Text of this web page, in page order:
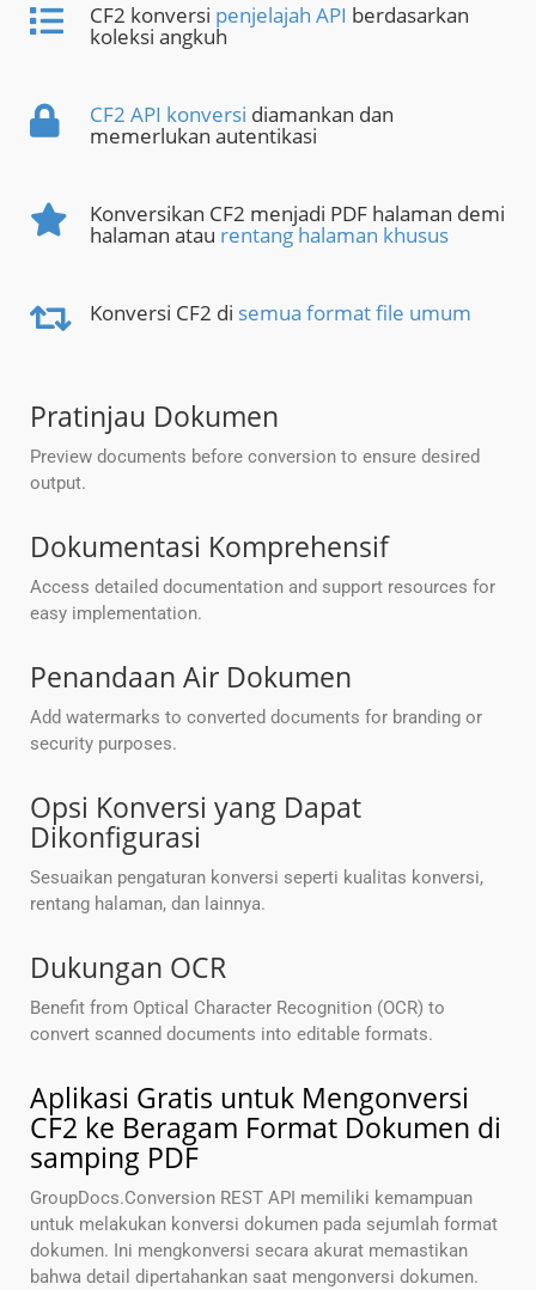
CF2 konversi penjelajah API berdasarkan
koleksi angkuh
CF2 API konversi diamankan dan
memerlukan autentikasi
Konversikan CF2 menjadi PDF halaman demi
halaman atau rentang halaman khusus
Konversi CF2 di semua format file umum
Pratinjau Dokumen
Preview documents before conversion to ensure desired
output.
Dokumentasi Komprehensif
Access detailed documentation and support resources for
easy implementation.
Penandaan Air Dokumen
Add watermarks to converted documents for branding or
security purposes.
Opsi Konversi yang Dapat
Dikonfigurasi
Sesuaikan pengaturan konversi seperti kualitas konversi,
rentang halaman, dan lainnya.
Dukungan OCR
Benefit from Optical Character Recognition (OCR) to
convert scanned documents into editable formats.
Aplikasi Gratis untuk Mengonversi
CF2 ke Beragam Format Dokumen di
samping PDF
GroupDocs.Conversion REST API memiliki kemampuan
untuk melakukan konversi dokumen pada sejumlah format
dokumen. Ini mengkonversi secara akurat memastikan
bahwa detail dipertahankan saat mengonversi dokumen.